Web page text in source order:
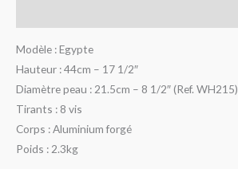
Modèle : Egypte
Hauteur : 44cm – 17 1/2″
Diamètre peau : 21.5cm – 8 1/2″ (Ref. WH215)
Tirants : 8 vis
Corps : Aluminium forgé
Poids : 2.3kg